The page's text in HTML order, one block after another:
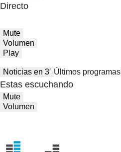
Directo
Mute
Volumen
Play
Noticias en 3′ Últimos programas
Estas escuchando
Mute
Volumen